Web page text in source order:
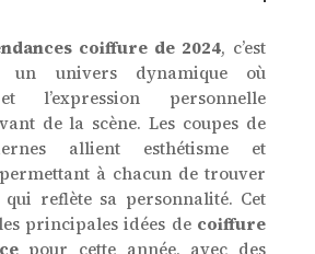
coiffure de 2024, c’est
un univers dynamique où
l’expression personnelle
de la scène. Les coupes de
allient esthétisme et
à chacun de trouver
reflète sa personnalité. Cet
principales idées de coiffure
pour cette année, avec des